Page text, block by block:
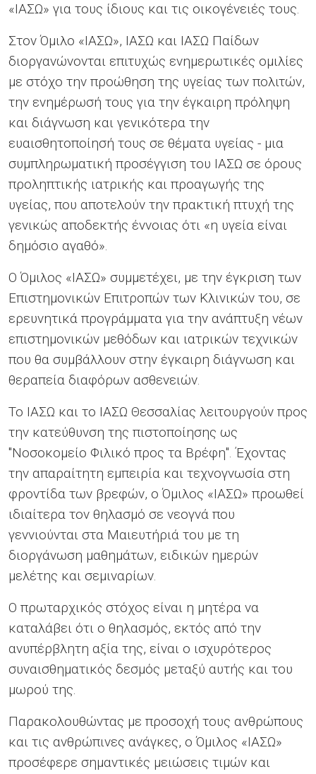
«ΙΑΣΩ» για τους ίδιους και τις οικογένειές τους.
Στον Όμιλο «ΙΑΣΩ», ΙΑΣΩ και ΙΑΣΩ Παίδων
διοργανώνονται επιτυχώς ενημερωτικές ομιλίες
με στόχο την προώθηση της υγείας των πολιτών,
την ενημέρωσή τους για την έγκαιρη πρόληψη
και διάγνωση και γενικότερα την
ευαισθητοποίησή τους σε θέματα υγείας - μια
συμπληρωματική προσέγγιση του ΙΑΣΩ σε όρους
προληπτικής ιατρικής και προαγωγής της
υγείας, που αποτελούν την πρακτική πτυχή της
γενικώς αποδεκτής έννοιας ότι «η υγεία είναι
δημόσιο αγαθό».
Ο Όμιλος «ΙΑΣΩ» συμμετέχει, με την έγκριση των
Επιστημονικών Επιτροπών των Κλινικών του, σε
ερευνητικά προγράμματα για την ανάπτυξη νέων
επιστημονικών μεθόδων και ιατρικών τεχνικών
που θα συμβάλλουν στην έγκαιρη διάγνωση και
θεραπεία διαφόρων ασθενειών.
Το ΙΑΣΩ και το ΙΑΣΩ Θεσσαλίας λειτουργούν προς
την κατεύθυνση της πιστοποίησης ως
"Νοσοκομείο Φιλικό προς τα Βρέφη". Έχοντας
την απαραίτητη εμπειρία και τεχνογνωσία στη
φροντίδα των βρεφών, ο Όμιλος «ΙΑΣΩ» προωθεί
ιδιαίτερα τον θηλασμό σε νεογνά που
γεννιούνται στα Μαιευτήριά του με τη
διοργάνωση μαθημάτων, ειδικών ημερών
μελέτης και σεμιναρίων.
Ο πρωταρχικός στόχος είναι η μητέρα να
καταλάβει ότι ο θηλασμός, εκτός από την
ανυπέρβλητη αξία της, είναι ο ισχυρότερος
συναισθηματικός δεσμός μεταξύ αυτής και του
μωρού της.
Παρακολουθώντας με προσοχή τους ανθρώπους
και τις ανθρώπινες ανάγκες, ο Όμιλος «ΙΑΣΩ»
προσέφερε σημαντικές μειώσεις τιμών και